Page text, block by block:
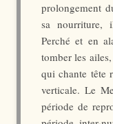
prolongement
sa nourriture,
Perché et en
tomber les
qui chante tête
verticale. Le
période de